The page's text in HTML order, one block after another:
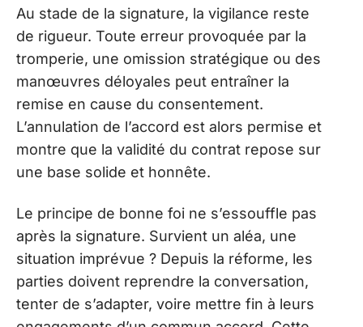
Au stade de la signature, la vigilance reste
de rigueur. Toute erreur provoquée par la
tromperie, une omission stratégique ou des
manœuvres déloyales peut entraîner la
remise en cause du consentement.
L’annulation de l’accord est alors permise et
montre que la validité du contrat repose sur
une base solide et honnête.
Le principe de bonne foi ne s’essouffle pas
après la signature. Survient un aléa, une
situation imprévue ? Depuis la réforme, les
parties doivent reprendre la conversation,
tenter de s’adapter, voire mettre fin à leurs